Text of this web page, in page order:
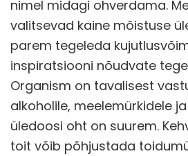
nimel midagi ohverdama.
valitsevad kaine mõistuse
parem tegeleda
inspiratsiooni nõudvate
Organism on tavalisest
alkoholile, meelemürkidele
üledoosi oht on suurem.
toit võib põhjustada